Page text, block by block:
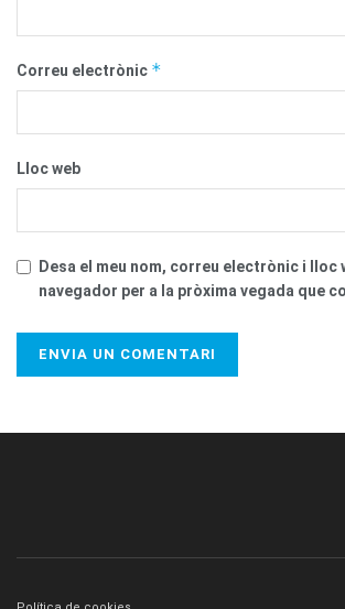
Correu electrònic *
Lloc web
Desa el meu nom, correu electrònic i lloc
navegador per a la pròxima vegada que